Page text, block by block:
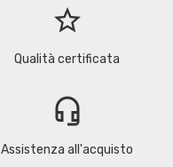
star_border
Qualità certificata
headset_mic
Assistenza all'acquisto